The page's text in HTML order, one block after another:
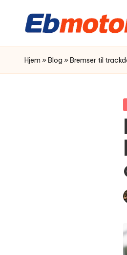
Hjem » Blog » Bremser til